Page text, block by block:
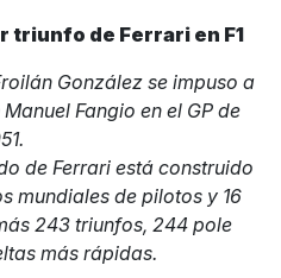
triunfo de Ferrari en F1
González se impuso a
Fangio en el GP de
de Ferrari está construido
mundiales de pilotos y 16
243 triunfos, 244 pole
más rápidas.